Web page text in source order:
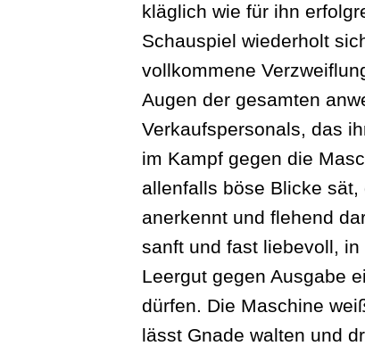
kläglich wie für ihn
Schauspiel wiederholt
vollkommene
Augen der gesamten
Verkaufspersonals, das
im Kampf gegen die
allenfalls böse Blicke
anerkennt und flehend
sanft und fast liebevoll,
Leergut gegen Ausgabe
dürfen. Die Maschine
lässt Gnade walten und